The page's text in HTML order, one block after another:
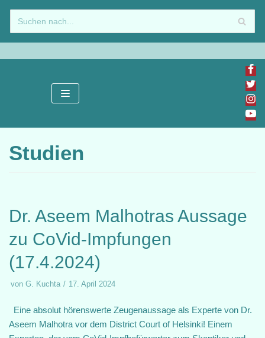
Zum
Inhalt
springen
Studien
Dr. Aseem Malhotras Aussage
zu CoVid-Impfungen
(17.4.2024)
von G. Kuchta 17. April 2024
Eine absolut hörenswerte Zeugenaussage als Experte von Dr.
Aseem Malhotra vor dem District Court of Helsinki! Einem